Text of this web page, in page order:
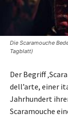
Die Scaramouche
Tagblatt)
Der Begriff
dell’arte, einer
Jahrhundert
Scaramouche